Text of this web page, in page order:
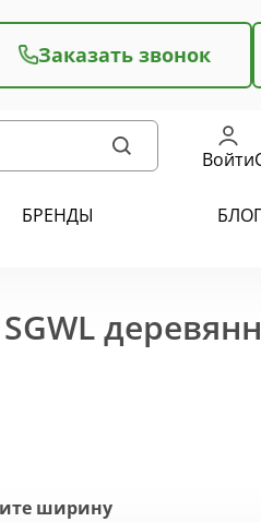
Заказать звонок
Войти
БРЕНДЫ БЛОГ
ширину